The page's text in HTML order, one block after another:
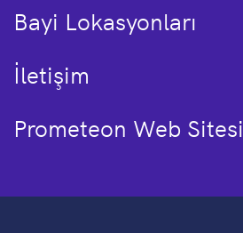
Bayi Lokasyonları
İletişim
Prometeon Web Sitesi